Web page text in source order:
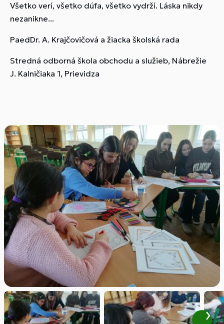
Všetko verí, všetko dúfa, všetko vydrží. Láska nikdy
nezanikne...
PaedDr. A. Krajčovičová a žiacka školská rada
Stredná odborná škola obchodu a služieb, Nábrežie
J. Kalničiaka 1, Prievidza